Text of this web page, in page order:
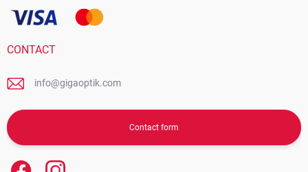
CONTACT
info@gigaoptik.com
Contact form